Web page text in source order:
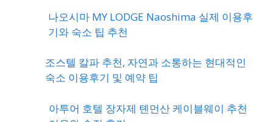
나오시마 MY LODGE Naoshima 실제 이용후
기와 숙소 팁 추천
조스텔 칼파 추천, 자연과 소통하는 현대적인
숙소 이용후기 및 예약 팁
아투어 호텔 장자제 톈먼산 케이블웨이 추천